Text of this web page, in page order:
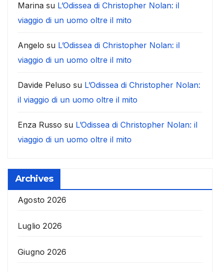
Marina su L’Odissea di Christopher Nolan: il
viaggio di un uomo oltre il mito
Angelo su L’Odissea di Christopher Nolan: il
viaggio di un uomo oltre il mito
Davide Peluso su L’Odissea di Christopher Nolan:
il viaggio di un uomo oltre il mito
Enza Russo su L’Odissea di Christopher Nolan: il
viaggio di un uomo oltre il mito
Archives
Agosto 2026
Luglio 2026
Giugno 2026